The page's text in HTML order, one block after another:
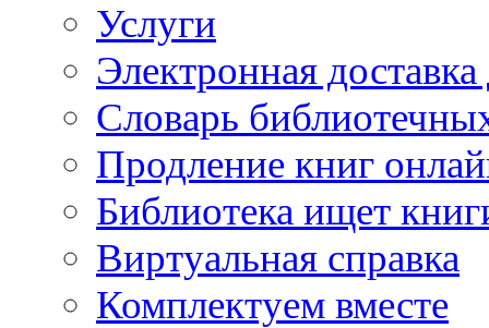
Услуги
Электронная
Словарь
Продление книг
Библиотека ищет
Виртуальная справка
Комплектуем вместе